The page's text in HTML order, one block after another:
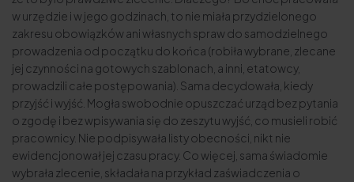
w urzędzie i w jego godzinach, to nie miała przydzielonego
zakresu obowiązków ani własnych spraw do samodzielnego
prowadzenia od początku do końca (robiła wybrane, zlecane
jej czynności na gotowych szablonach, a inni, etatowcy,
prowadzili całe postępowania). Sama decydowała, kiedy
przyjść i wyjść. Mogła swobodnie opuszczać urząd bez pytania
o zgodę i bez wpisywania się do zeszytu wyjść, co musieli robić
pracownicy. Nie podpisywała listy obecności, nikt nie
ewidencjonował jej czasu pracy. Co więcej, sama świadomie
wybrała zlecenie, składała na przykład zaświadczenia o